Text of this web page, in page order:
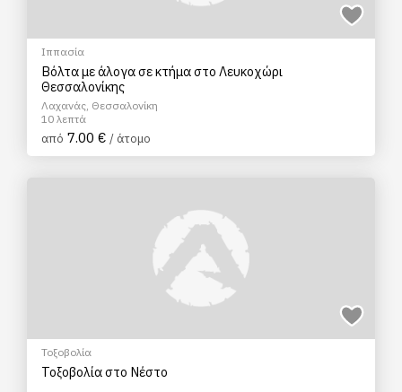
Ιππασία
Βόλτα με άλογα σε κτήμα στο Λευκοχώρι
Θεσσαλονίκης
Λαχανάς, Θεσσαλονίκη
10 λεπτά
από 7.00 € / άτομο
Τοξοβολία
Τοξοβολία στο Νέστο